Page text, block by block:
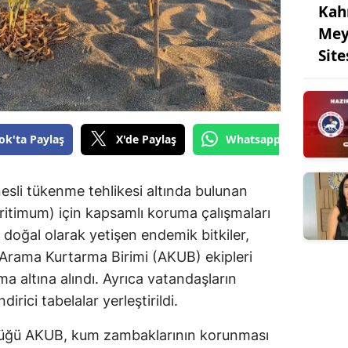
Paylaş X'de Paylaş Whatsapp'tan Gönder
tükenme tehlikesi altında bulunan
için kapsamlı koruma çalışmaları
doğal olarak yetişen endemik bitkiler,
Kurtarma Birimi (AKUB) ekipleri
altına alındı. Ayrıca vatandaşların
tabelalar yerleştirildi.
AKUB, kum zambaklarının korunması